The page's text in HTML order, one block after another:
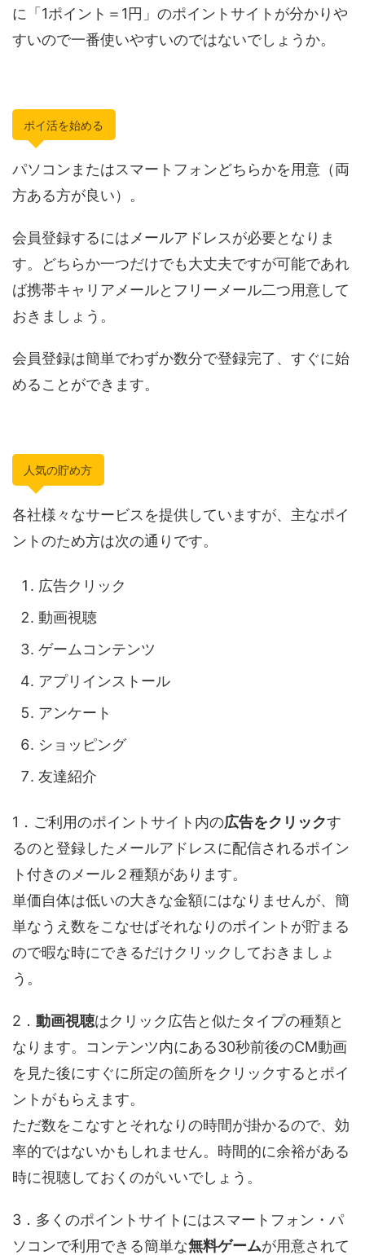
に「1ポイント＝1円」のポイントサイトが分かりや
すいので一番使いやすいのではないでしょうか。
ポイ活を始める
パソコンまたはスマートフォンどちらかを用意（両
方ある方が良い）。
会員登録するにはメールアドレスが必要となりま
す。どちらか一つだけでも大丈夫ですが可能であれ
ば携帯キャリアメールとフリーメール二つ用意して
おきましょう。
会員登録は簡単でわずか数分で登録完了、すぐに始
めることができます。
人気の貯め方
各社様々なサービスを提供していますが、主なポイ
ントのため方は次の通りです。
広告クリック
動画視聴
ゲームコンテンツ
アプリインストール
アンケート
ショッピング
友達紹介
1．ご利用のポイントサイト内の広告をクリックす
るのと登録したメールアドレスに配信されるポイン
ト付きのメール２種類があります。
単価自体は低いの大きな金額にはなりませんが、簡
単なうえ数をこなせばそれなりのポイントが貯まる
ので暇な時にできるだけクリックしておきましょ
う。
2． 動画視聴はクリック広告と似たタイプの種類と
なります。コンテンツ内にある30秒前後のCM動画
を見た後にすぐに所定の箇所をクリックするとポイ
ントがもらえます。
ただ数をこなすとそれなりの時間が掛かるので、効
率的ではないかもしれません。時間的に余裕がある
時に視聴しておくのがいいでしょう。
3．多くのポイントサイトにはスマートフォン・パ
ソコンで利用できる簡単な無料ゲームが用意されて